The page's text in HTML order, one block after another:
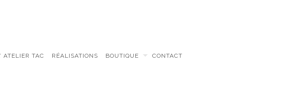
ATELIER TAC RÉALISATIONS BOUTIQUE CONTACT